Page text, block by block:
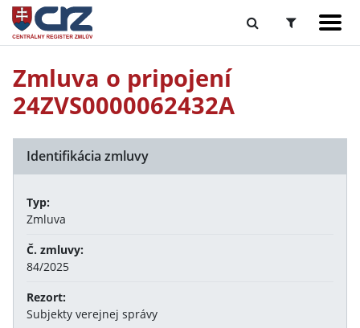
Zmluva o pripojení
24ZVS0000062432A
Identifikácia zmluvy
Typ:
Zmluva
Č. zmluvy:
84/2025
Rezort:
Subjekty verejnej správy